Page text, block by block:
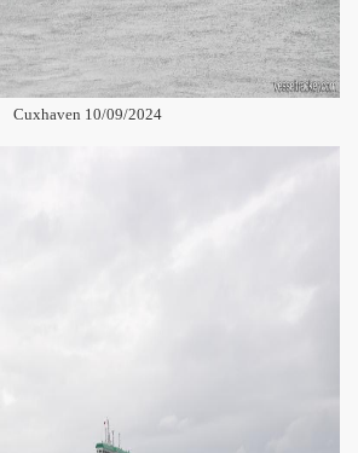
Cuxhaven 10/09/2024